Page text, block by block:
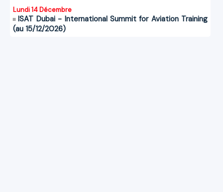
Lundi 14 Décembre
ISAT Dubai - International Summit for Aviation Training
(au 15/12/2026)